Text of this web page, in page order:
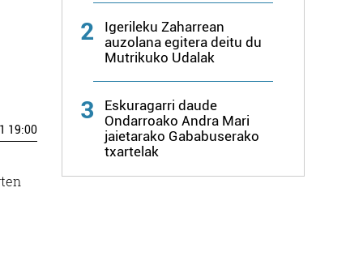
19:00
2
Igerileku Zaharrean
auzolana egitera deitu du
Mutrikuko Udalak
3
Eskuragarri daude
Ondarroako Andra Mari
jaietarako Gababuserako
txartelak